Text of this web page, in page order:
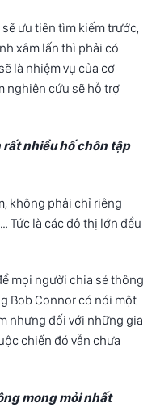
ưu tiên tìm kiếm trước,
xâm lấn thì phải có
là nhiệm vụ của cơ
nghiên cứu sẽ hỗ trợ
rất nhiều hố chôn tập
không phải chỉ riêng
Tức là các đô thị lớn đều
mọi người chia sẻ thông
Bob Connor có nói một
nhưng đối với những gia
chiến đó vẫn chưa
mong mỏi nhất